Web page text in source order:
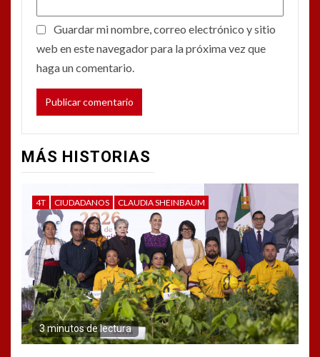
Guardar mi nombre, correo electrónico y sitio
web en este navegador para la próxima vez que
haga un comentario.
MÁS HISTORIAS
4T CIUDADANOS CLAUDIA SHEINBAUM
3 minutos de lectura